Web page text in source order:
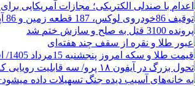
اعدام با صندلی الکتریکی؛ مجازات آمریکایی
توقیف 86خودروی لوکس، 187 قطعه زمین و 86 آپارتمان تراستی‌ها
پرونده 3100 قتل به صلح و سازش ختم شد
عبور طلا و نقره از سقف چند هفته‌ای
قیمت طلا و سکه امروز پنجشنبه 15مرداد 1405/ افزایش همه قیمت ها + جدول
تحول بزرگ در آیفون ۱۸ پرو/ سه قابلیت رویایی که بالاخره به حقیقت می‌پیوندند
به خانه‌های آسیب دیده جنگ تسهیلات داده